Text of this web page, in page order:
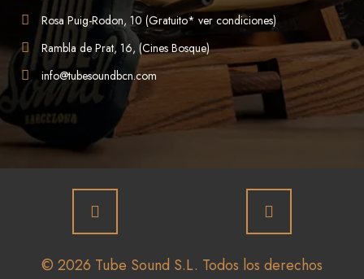
Rosa Puig-Rodon, 10 (Gratuito* ver condiciones)
Rambla de Prat, 16, (Cines Bosque)
info@tubesoundbcn.com
© 2026 Tube Sound S.L. Todos los derechos